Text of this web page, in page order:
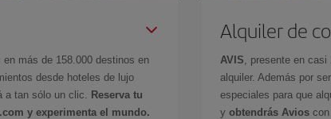
más de 158.000 destinos en
desde hoteles de lujo
a tan sólo un clic.
Reserva tu
y experimenta el mundo.
Alquiler de
AVIS , presente en
alquiler. Además por ser
especiales para que
y obtendrás Avios